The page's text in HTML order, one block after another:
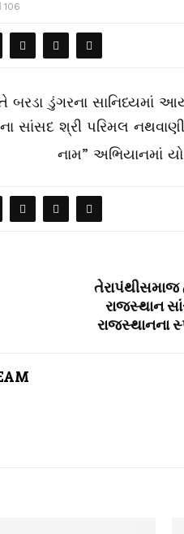
106
બરડા ડુંગરના સાનિધ્યમાં
સાંસદ શ્રી પરિમલ
નામ” અભિયાનમાં
રાજસ્થાન
રાજસ્થાનના